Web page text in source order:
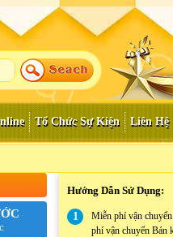
Tổ Chức Sự Kiện Liên Hệ
Hướng Dẫn Sử Dụng:
1
Miễn phí vận
phí vận chuyển Bán